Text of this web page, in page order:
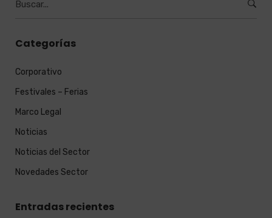
Categorías
Corporativo
Festivales – Ferias
Marco Legal
Noticias
Noticias del Sector
Novedades Sector
Entradas recientes